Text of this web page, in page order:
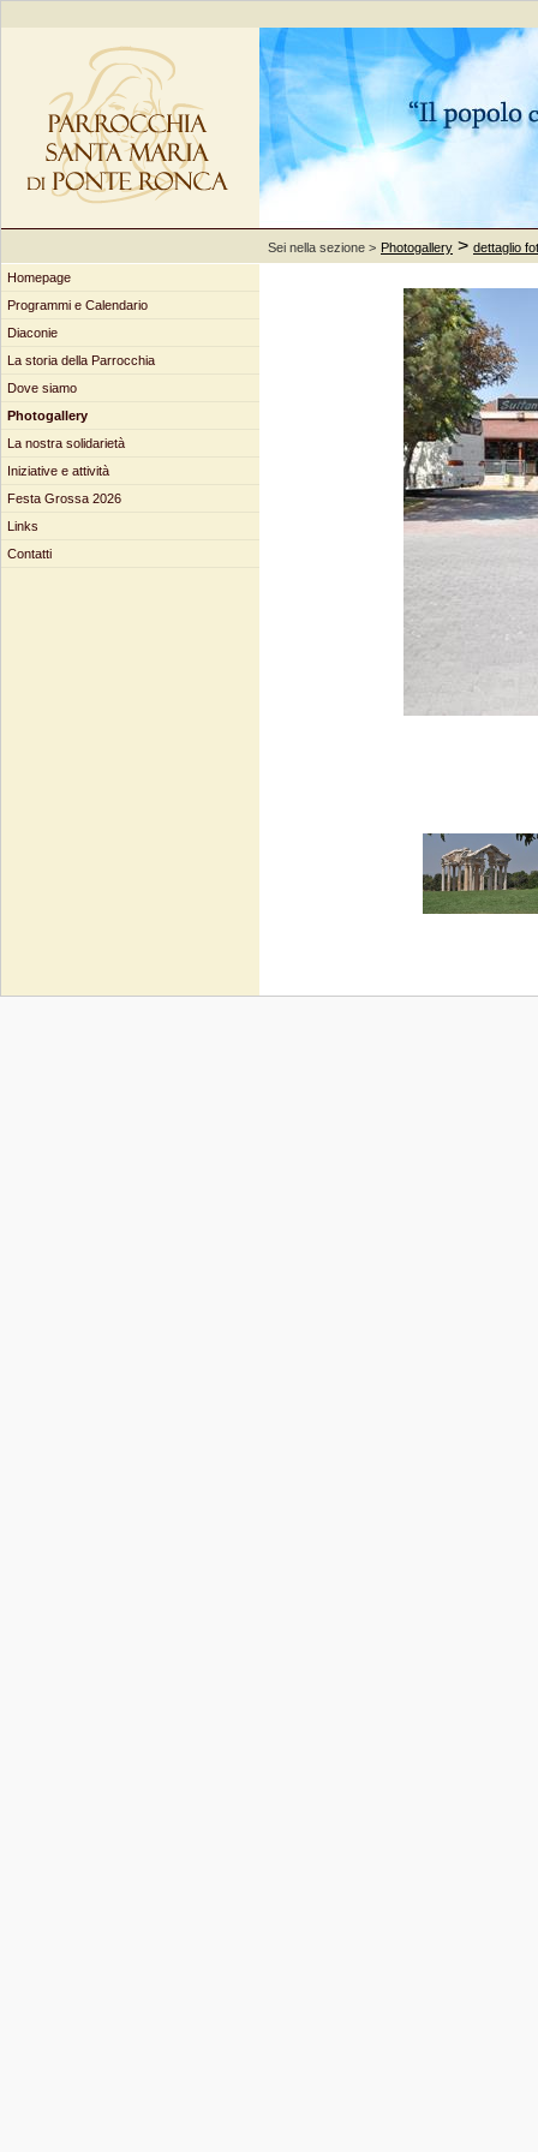
Sei nella sezione > Photogallery > dettaglio
Homepage
Programmi e Calendario
Diaconie
La storia della Parrocchia
Dove siamo
Photogallery
La nostra solidarietà
Iniziative e attività
Festa Grossa 2026
Links
Contatti